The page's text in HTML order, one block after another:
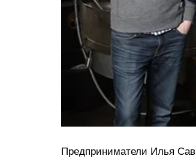
Предприниматели Илья